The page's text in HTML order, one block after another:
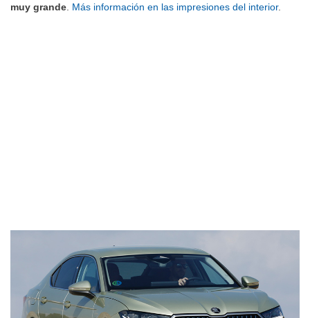
muy grande Más información en las impresiones del interior.